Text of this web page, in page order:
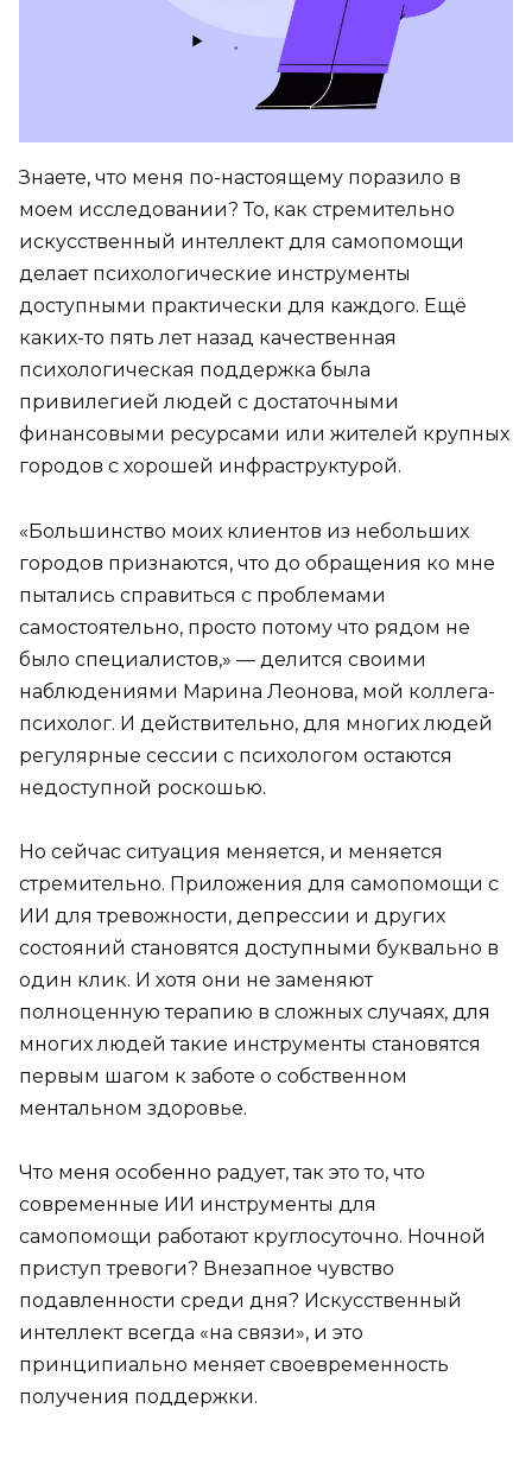
Знаете, что меня по-настоящему поразило в
моем исследовании? То, как стремительно
искусственный интеллект для самопомощи
делает психологические инструменты
доступными практически для каждого. Ещё
каких-то пять лет назад качественная
психологическая поддержка была
привилегией людей с достаточными
финансовыми ресурсами или жителей крупных
городов с хорошей инфраструктурой.
«Большинство моих клиентов из небольших
городов признаются, что до обращения ко мне
пытались справиться с проблемами
самостоятельно, просто потому что рядом не
было специалистов,» — делится своими
наблюдениями Марина Леонова, мой коллега-
психолог. И действительно, для многих людей
регулярные сессии с психологом остаются
недоступной роскошью.
Но сейчас ситуация меняется, и меняется
стремительно. Приложения для самопомощи с
ИИ для тревожности, депрессии и других
состояний становятся доступными буквально в
один клик. И хотя они не заменяют
полноценную терапию в сложных случаях, для
многих людей такие инструменты становятся
первым шагом к заботе о собственном
ментальном здоровье.
Что меня особенно радует, так это то, что
современные ИИ инструменты для
самопомощи работают круглосуточно. Ночной
приступ тревоги? Внезапное чувство
подавленности среди дня? Искусственный
интеллект всегда «на связи», и это
принципиально меняет своевременность
получения поддержки.